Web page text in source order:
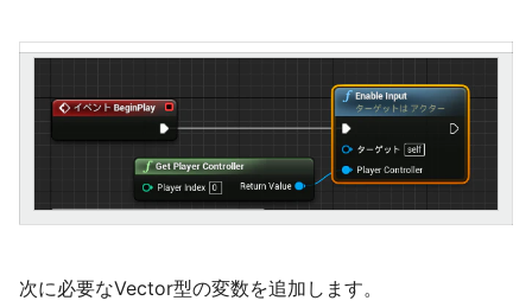
次に必要なVector型の変数を追加します。